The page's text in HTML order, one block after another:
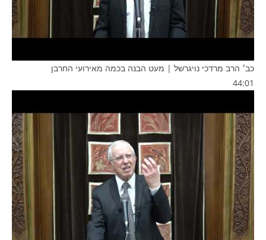
כב׳ הרב מרדכי נויגרשל | מעט הבנה בכמה מאירועי החרבן
44:01